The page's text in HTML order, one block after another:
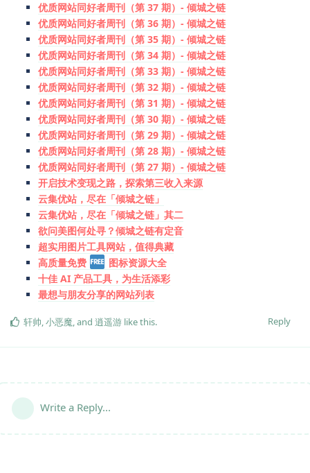
优质网站同好者周刊（第 37 期）- 倾城之链
优质网站同好者周刊（第 36 期）- 倾城之链
优质网站同好者周刊（第 35 期）- 倾城之链
优质网站同好者周刊（第 34 期）- 倾城之链
优质网站同好者周刊（第 33 期）- 倾城之链
优质网站同好者周刊（第 32 期）- 倾城之链
优质网站同好者周刊（第 31 期）- 倾城之链
优质网站同好者周刊（第 30 期）- 倾城之链
优质网站同好者周刊（第 29 期）- 倾城之链
优质网站同好者周刊（第 28 期）- 倾城之链
优质网站同好者周刊（第 27 期）- 倾城之链
开启技术变现之路，探索第三收入来源
云集优站，尽在「倾城之链」
云集优站，尽在「倾城之链」其二
欲问美图何处寻？倾城之链有定音
超实用图片工具网站，值得典藏
高质量免费
图标资源大全
十佳 AI 产品工具，为生活添彩
最想与朋友分享的网站列表
Reply
轩帅,小恶魔, and 逍遥游 like this.
Write a Reply...